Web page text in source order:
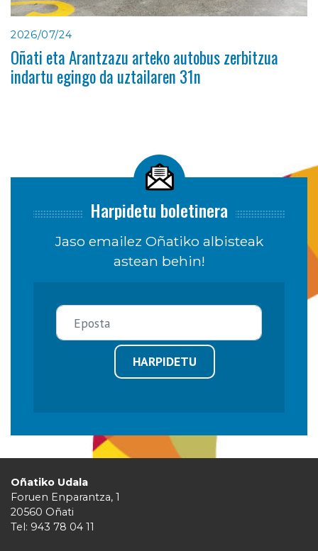
2026/07/24
Oñati eta Arantzazu arteko autobus zerbitzua
indartu egingo da uztailaren 31n
Harpidetu boletinera
Jaso emailez Oñatiko albisteak
astean behin!
HARPIDETU
Oñatiko Udala
Foruen Enparantza, 1
20560 Oñati
Tel: 943 78 04 11